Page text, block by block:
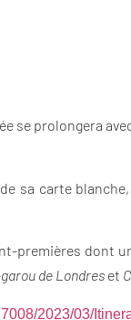
se prolongera
sa carte
premières dont
de Londres et
2023/03/